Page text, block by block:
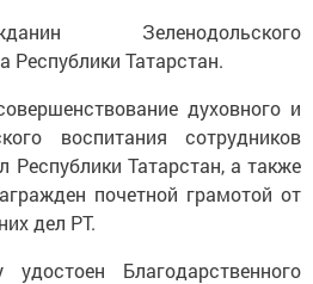
Зеленодольского
Республики Татарстан.
духовного и
воспитания сотрудников
Республики Татарстан, а также
почетной грамотой от
дел РТ.
Благодарственного